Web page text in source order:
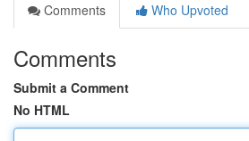
Comments
Who Upvoted
Comments
Submit a Comment
No HTML